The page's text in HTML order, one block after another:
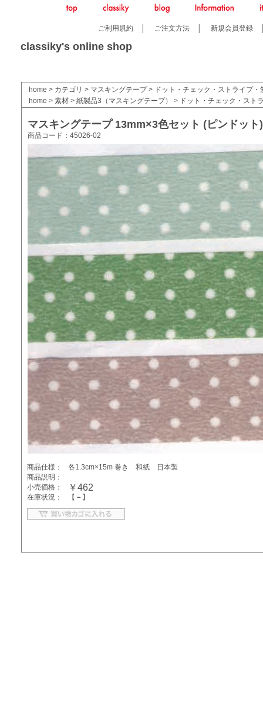
ご利用規約 ご注文方法 新規会員登録
classiky's online shop
home > カテゴリ > マスキングテープ> ドット・チェック・ストライプ・
home > 素材 > 紙製品3（マスキングテープ） > ドット・チェック・スト
マスキングテープ 13mm×3色セット (ピンドット)
商品コード：45026-02
商品仕様：
各1.3cm×15m 巻き 和紙 日本製
商品説明：
小売価格：
￥462
在庫状況： 【 － 】